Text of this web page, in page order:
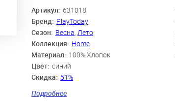
Артикул: 631018
Бренд: PlayToday
Сезон: Весна, Лето
Коллекция: Home
Материал: 100% Хлопок
Цвет: синий
Скидка: 51%
Мальчики
Возраст: 2 года-3 года, 4 года-5 лет, 6
Подробнее